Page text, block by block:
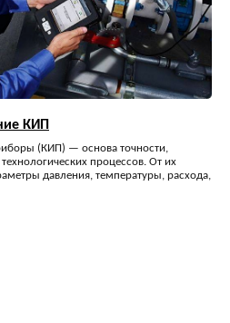
КИП
(КИП) — основа точности,
процессов. От их
давления, температуры, расхода,